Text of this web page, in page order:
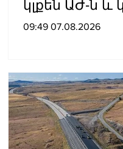
կլքեն ԱԺ-ն և
դեպի
09:49 07.08.2026